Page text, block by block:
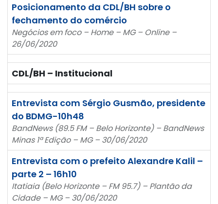
Posicionamento da CDL/BH sobre o
fechamento do comércio
Negócios em foco – Home – MG – Online –
26/06/2020
CDL/BH – Institucional
Entrevista com Sérgio Gusmão, presidente
do BDMG-10h48
BandNews (89.5 FM – Belo Horizonte) – BandNews
Minas 1ª Edição – MG – 30/06/2020
Entrevista com o prefeito Alexandre Kalil –
parte 2 – 16h10
Itatiaia (Belo Horizonte – FM 95.7) – Plantão da
Cidade – MG – 30/06/2020